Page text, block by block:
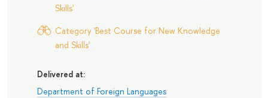
Skills'
Category 'Best Course for New Knowledge
and Skills'
Delivered at:
Department of Foreign Languages